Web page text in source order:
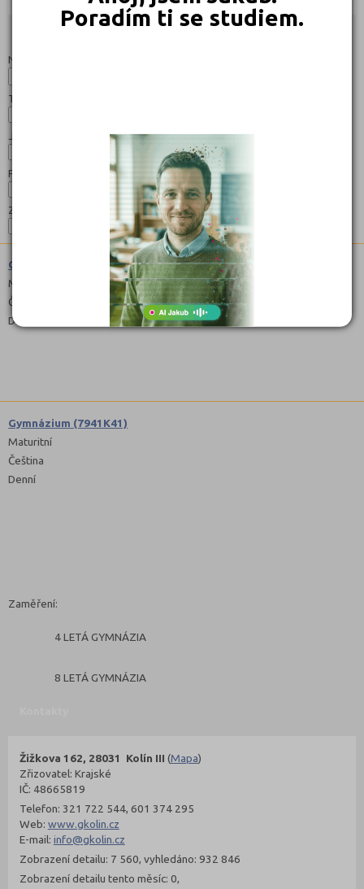
Poradím ti se studiem.
Název:
Typ:
Jazyk:
Forma:
Zaměření:
Gymnázium (7941K81)
Maturitní
Čeština
Denní
Gymnázium (7941K41)
Maturitní
Čeština
Denní
Zaměření:
4 LETÁ GYMNÁZIA
8 LETÁ GYMNÁZIA
Žižkova 162, 28031 Kolín III (Mapa)
Zřizovatel: Krajské
IČ: 48665819
Telefon: 321 722 544, 601 374 295
Web: www.gkolin.cz
E-mail: info@gkolin.cz
Zobrazení detailu: 7 560, vyhledáno: 932 846
Zobrazení detailu tento měsíc: 0,